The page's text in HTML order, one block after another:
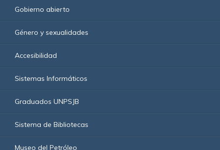
Gobierno abierto
Género y sexualidades
Accesibilidad
Sistemas Informáticos
Graduados UNPSJB
Sistema de Bibliotecas
Museo del Petróleo